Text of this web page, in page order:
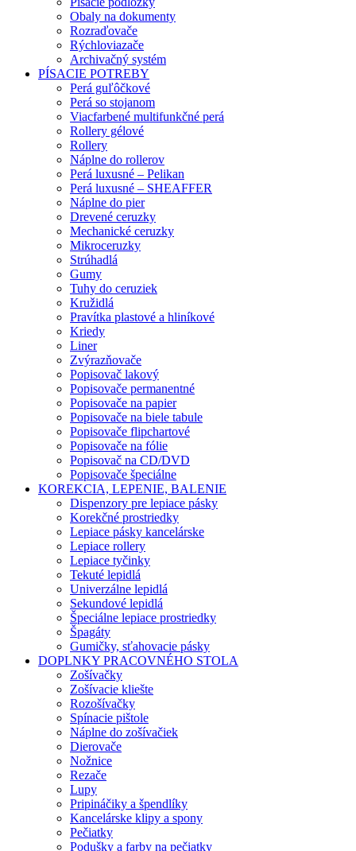
Obaly na dokumenty
Rozraďovače
Rýchloviazače
Archivačný systém
PÍSACIE POTREBY
Perá guľôčkové
Perá so stojanom
Viacfarbené multifunkčné perá
Rollery gélové
Rollery
Náplne do rollerov
Perá luxusné – Pelikan
Perá luxusné – SHEAFFER
Náplne do pier
Drevené ceruzky
Mechanické ceruzky
Mikroceruzky
Strúhadlá
Gumy
Tuhy do ceruziek
Kružidlá
Pravítka plastové a hliníkové
Kriedy
Liner
Zvýrazňovače
Popisovač lakový
Popisovače permanentné
Popisovače na papier
Popisovače na biele tabule
Popisovače flipchartové
Popisovače na fólie
Popisovač na CD/DVD
Popisovače špeciálne
KOREKCIA, LEPENIE, BALENIE
Dispenzory pre lepiace pásky
Korekčné prostriedky
Lepiace pásky kancelárske
Lepiace rollery
Lepiace tyčinky
Tekuté lepidlá
Univerzálne lepidlá
Sekundové lepidlá
Špeciálne lepiace prostriedky
Špagáty
Gumičky, sťahovacie pásky
DOPLNKY PRACOVNÉHO STOLA
Zošívačky
Zošívacie kliešte
Rozošívačky
Spínacie pištole
Náplne do zošívačiek
Dierovače
Nožnice
Rezače
Lupy
Pripináčiky a špendlíky
Kancelárske klipy a spony
Pečiatky
Podušky a farby na pečiatky